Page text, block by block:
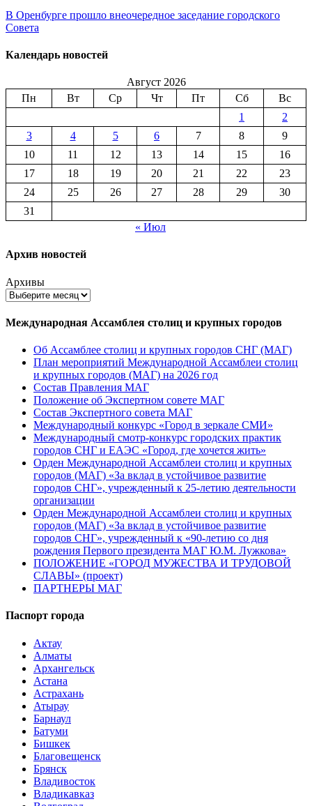
В Оренбурге прошло внеочередное заседание городского
Совета
Календарь новостей
Август 2026
Пн
Вт Ср Чт Пт Сб
Вс
1
2
3
4 5 6 7 8
9
10
11 12 13 14 15
16
17
18 19 20 21 22
23
24
25 26 27 28 29
30
31
« Июл
Архив новостей
Архивы
Международная Ассамблея столиц и крупных городов
Об Ассамблее столиц и крупных городов СНГ (МАГ)
План мероприятий Международной Ассамблеи столиц
и крупных городов (МАГ) на 2026 год
Состав Правления МАГ
Положение об Экспертном совете МАГ
Состав Экспертного совета МАГ
Международный конкурс «Город в зеркале СМИ»
Международный смотр-конкурс городских практик
городов СНГ и ЕАЭС «Город, где хочется жить»
Орден Международной Ассамблеи столиц и крупных
городов (МАГ) «За вклад в устойчивое развитие
городов СНГ», учрежденный к 25-летию деятельности
организации
Орден Международной Ассамблеи столиц и крупных
городов (МАГ) «За вклад в устойчивое развитие
городов СНГ», учрежденный к «90-летию со дня
рождения Первого президента МАГ Ю.М. Лужкова»
ПОЛОЖЕНИЕ «ГОРОД МУЖЕСТВА И ТРУДОВОЙ
СЛАВЫ» (проект)
ПАРТНЕРЫ МАГ
Паспорт города
Актау
Алматы
Архангельск
Астана
Астрахань
Атырау
Барнаул
Батуми
Бишкек
Благовещенск
Брянск
Владивосток
Владикавказ